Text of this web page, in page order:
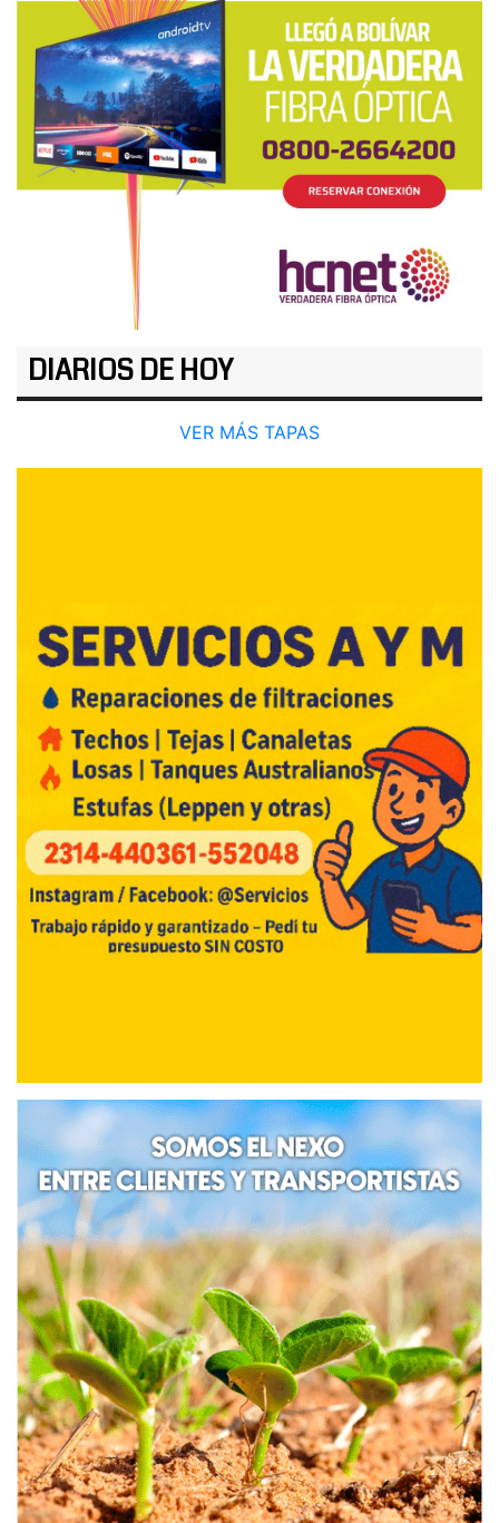
DIARIOS DE HOY
VER MÁS TAPAS